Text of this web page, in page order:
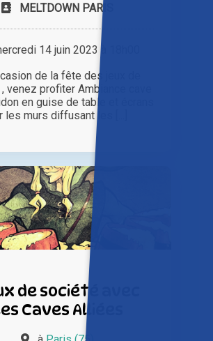
MELTDOWN PARIS
14 juin 2023 à 18h00
de la fête des jeux de
venez profiter Ambiance cave
en guise de table et écrans
les murs diffusant les [...]
de société avec
Caves Alliées